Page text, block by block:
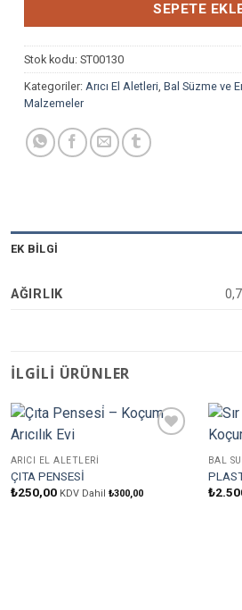
SEPETE
Stok kodu: ST00130
Kategoriler: Arıcı El Aletleri, Bal Süzme ve
Malzemeler
EK BILGI
AĞIRLIK
İLGILI ÜRÜNLER
ARICI EL ALETLERI
ÇITA PENSESİ
₺250,00 KDV Dahil ₺300,00
BAL
₺